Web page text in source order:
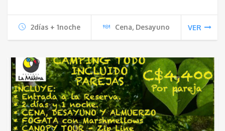
2días + 1noche Cena, Desayuno VER